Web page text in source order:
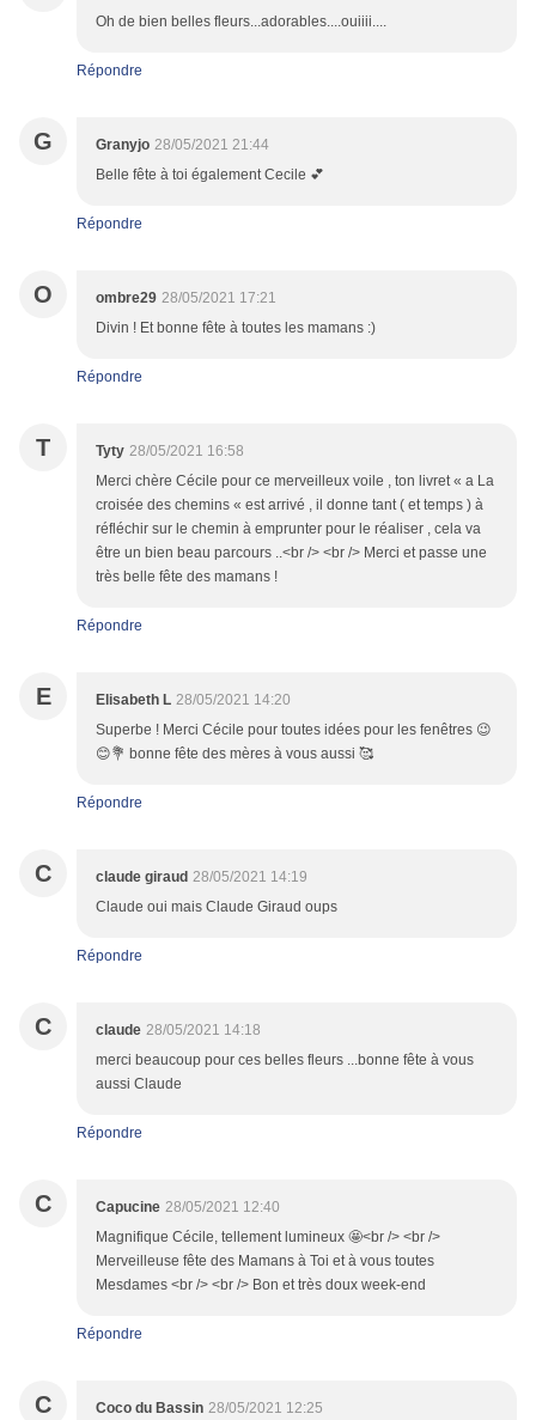
Oh de bien belles fleurs...adorables....ouiiii....
Répondre
G Granyjo 28/05/2021 21:44
Belle fête à toi également Cecile 💕
Répondre
O ombre29 28/05/2021 17:21
Divin ! Et bonne fête à toutes les mamans :)
Répondre
T Tyty 28/05/2021 16:58
Merci chère Cécile pour ce merveilleux voile , ton livret « a La
croisée des chemins « est arrivé , il donne tant ( et temps ) à
réfléchir sur le chemin à emprunter pour le réaliser , cela va
être un bien beau parcours ..<br /> <br /> Merci et passe une
très belle fête des mamans !
Répondre
E Elisabeth L 28/05/2021 14:20
Superbe ! Merci Cécile pour toutes idées pour les fenêtres 😉
😊💐 bonne fête des mères à vous aussi 🥰
Répondre
C claude giraud 28/05/2021 14:19
Claude oui mais Claude Giraud oups
Répondre
C claude 28/05/2021 14:18
merci beaucoup pour ces belles fleurs ...bonne fête à vous
aussi Claude
Répondre
C Capucine 28/05/2021 12:40
Magnifique Cécile, tellement lumineux 🤩<br /> <br />
Merveilleuse fête des Mamans à Toi et à vous toutes
Mesdames <br /> <br /> Bon et très doux week-end
Répondre
C Coco du Bassin 28/05/2021 12:25